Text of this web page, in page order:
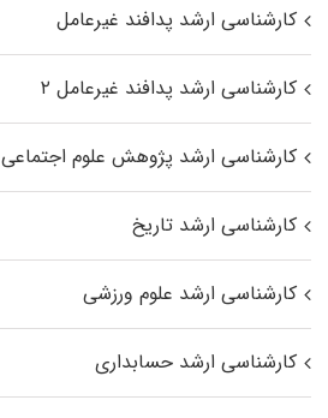
کارشناسی ارشد پدافند غیرعامل
کارشناسی ارشد پدافند غیرعامل ۲
کارشناسی ارشد پژوهش علوم اجتماعی
کارشناسی ارشد تاریخ
کارشناسی ارشد علوم ورزشی
کارشناسی ارشد حسابداری